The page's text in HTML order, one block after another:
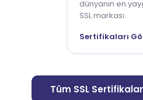
dünyanın en
SSL markası.
Sertifikaları
Tüm SSL